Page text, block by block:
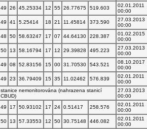
49 26 45.25334 12 55 26.77675 519.603
02.01.2011
00:00
49 41 5.25414 18 21 11.45814 373.590
27.03.2013
00:00
48 50 58.63247 17 07 44.64130 228.387
01.02.2015
00:00
50 13 58.16794 17 12 29.39828 495.223
27.03.2013
00:00
49 08 52.83156 15 00 31.70530 543.521
08.10.2017
00:00
49 23 36.79409 15 35 11.02462 576.839
02.01.2011
00:00
stanice nemonitorována (nahrazena stanicí
CBUD)
27.03.2013
00:00
49 17 50.93102 17 24 0.51417 258.576
02.01.2011
00:00
50 13 57.33553 12 50 30.75148 446.082
02.01.2011
00:00